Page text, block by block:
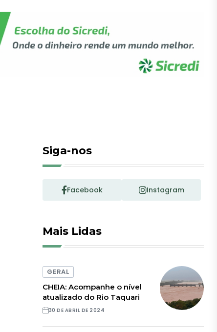
Siga-nos
Facebook Instagram
Mais Lidas
GERAL
CHEIA: Acompanhe o nível
atualizado do Rio Taquari
30 DE ABRIL DE 2024